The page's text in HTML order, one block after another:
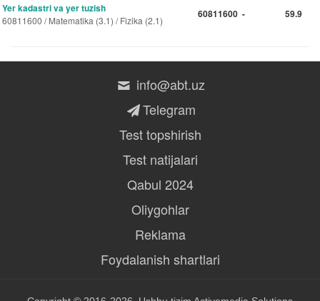
Yer kadastri va yer tuzish
60811600 / Matematika (3.1) / Fizika (2.1)
60811600 - 59.9
info@abt.uz
Telegram
Test topshirish
Test natijalari
Qabul 2024
Oliygohlar
Reklama
Foydalanish shartlari